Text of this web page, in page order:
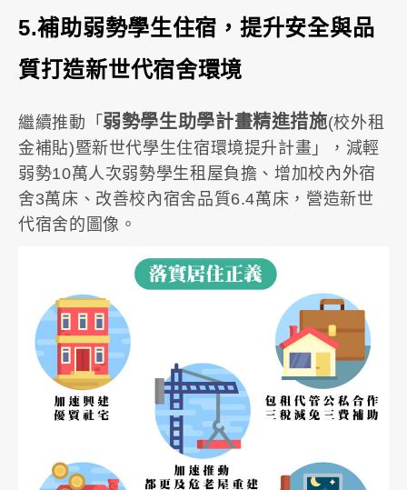
5.補助弱勢學生住宿，提升安全與品
質打造新世代宿舍環境
繼續推動「 弱勢學生助學計畫精進措施(校外租
金補貼)暨新世代學生住宿環境提升計畫」，減輕
弱勢10萬人次弱勢學生租屋負擔、增加校內外宿
舍3萬床、改善校內宿舍品質6.4萬床，營造新世
代宿舍的圖像。